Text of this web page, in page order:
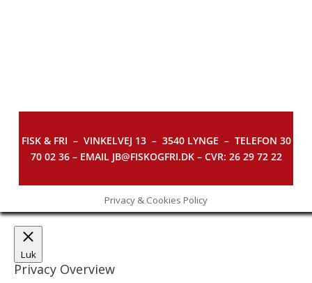
FISK & FRI – VINKELVEJ 13 – 3540 LYNGE – TELEFON 30
70 02 36 – EMAIL JB@FISKOGFRI.DK – CVR: 26 29 72 22
Privacy & Cookies Policy
Luk
Privacy Overview